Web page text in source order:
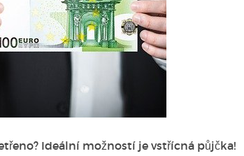
Ideální možností je vstřícná půjčka!